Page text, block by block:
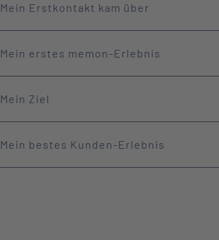
Mein Erstkontakt kam über
Mein erstes memon-Erlebnis
Mein Ziel
Mein bestes Kunden-Erlebnis